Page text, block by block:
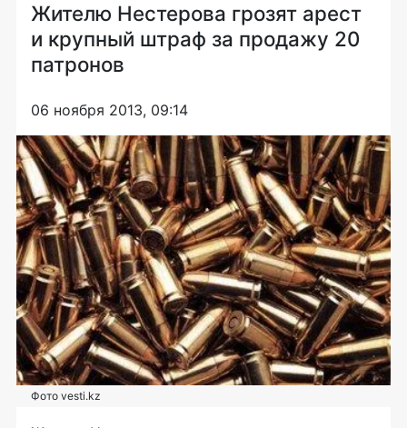
Жителю Нестерова грозят арест
и крупный штраф за продажу 20
патронов
06 ноября 2013, 09:14
Фото vesti.kz